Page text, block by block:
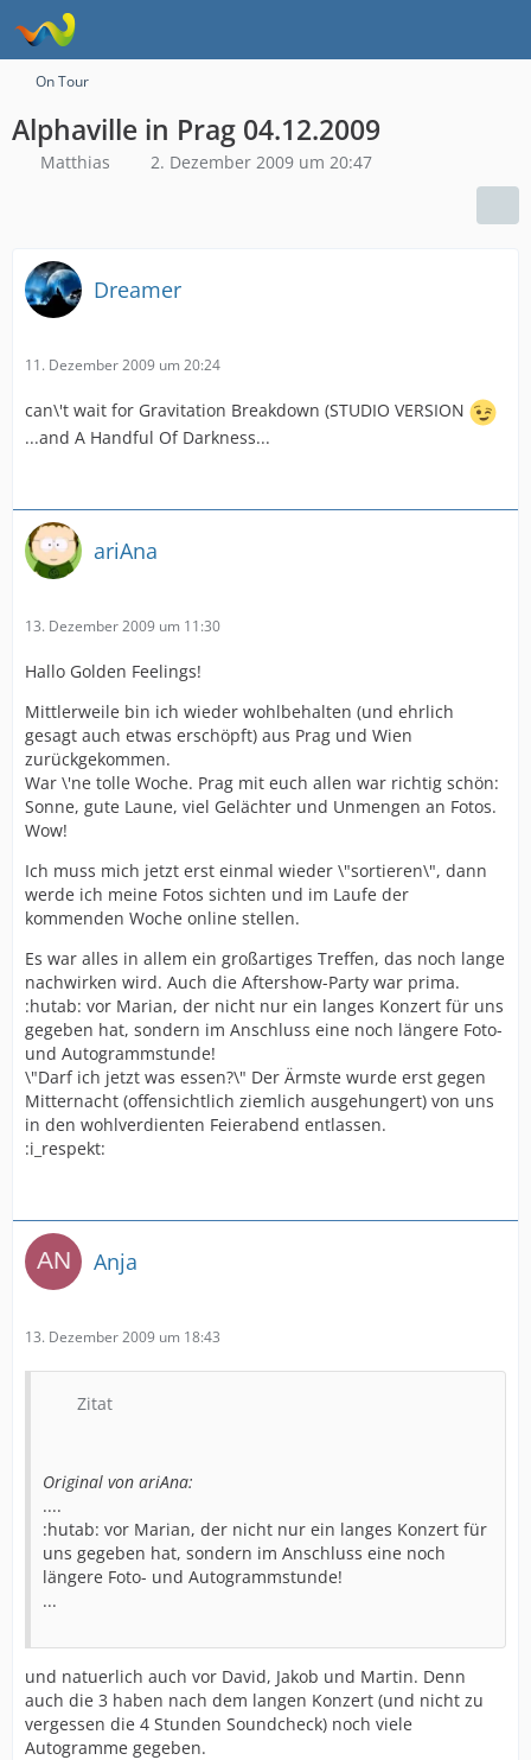
On Tour
Alphaville in Prag 04.12.2009
Matthias 2. Dezember 2009 um 20:47
Dreamer
11. Dezember 2009 um 20:24
can\'t wait for Gravitation Breakdown (STUDIO VERSION
...and A Handful Of Darkness...
ariAna
13. Dezember 2009 um 11:30
Hallo Golden Feelings!
Mittlerweile bin ich wieder wohlbehalten (und ehrlich
gesagt auch etwas erschöpft) aus Prag und Wien
zurückgekommen.
War \'ne tolle Woche. Prag mit euch allen war richtig schön:
Sonne, gute Laune, viel Gelächter und Unmengen an Fotos.
Wow!
Ich muss mich jetzt erst einmal wieder \"sortieren\", dann
werde ich meine Fotos sichten und im Laufe der
kommenden Woche online stellen.
Es war alles in allem ein großartiges Treffen, das noch lange
nachwirken wird. Auch die Aftershow-Party war prima.
:hutab: vor Marian, der nicht nur ein langes Konzert für uns
gegeben hat, sondern im Anschluss eine noch längere Foto-
und Autogrammstunde!
\"Darf ich jetzt was essen?\" Der Ärmste wurde erst gegen
Mitternacht (offensichtlich ziemlich ausgehungert) von uns
in den wohlverdienten Feierabend entlassen.
:i_respekt:
Anja
13. Dezember 2009 um 18:43
Zitat
Original von ariAna:
....
:hutab: vor Marian, der nicht nur ein langes Konzert für
uns gegeben hat, sondern im Anschluss eine noch
längere Foto- und Autogrammstunde!
...
und natuerlich auch vor David, Jakob und Martin. Denn
auch die 3 haben nach dem langen Konzert (und nicht zu
vergessen die 4 Stunden Soundcheck) noch viele
Autogramme gegeben.